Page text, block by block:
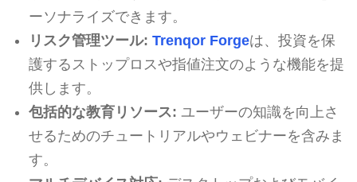
ーソナライズできます。
リスク管理ツール: Trenqor Forgeは、投資を保
護するストップロスや指値注文のような機能を提
供します。
包括的な教育リソース: ユーザーの知識を向上さ
せるためのチュートリアルやウェビナーを含みま
す。